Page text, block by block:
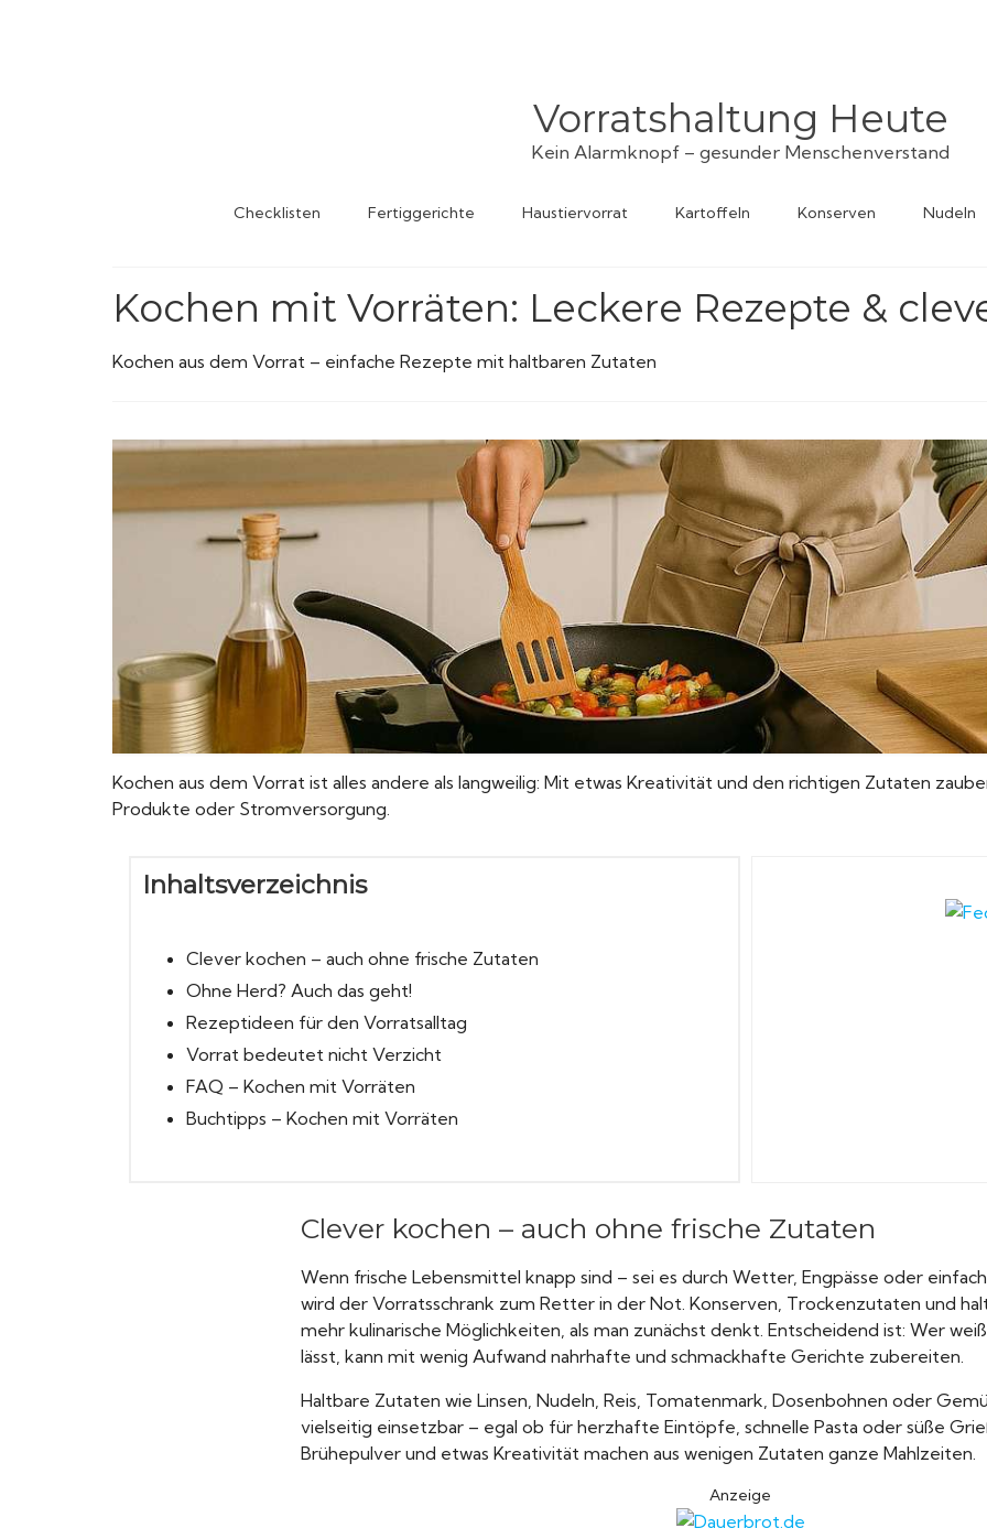
Vorratshaltung Heute
Kein Alarmknopf – gesunder Menschenverstand
Checklisten Fertiggerichte Haustiervorrat Kartoffeln Konserven Nudeln
Kochen mit Vorräten: Leckere Rezepte &
Kochen aus dem Vorrat – einfache Rezepte mit haltbaren Zutaten
Kochen aus dem Vorrat ist alles andere als langweilig: Mit etwas Kreativität und den richtigen Zutaten
Produkte oder Stromversorgung.
Inhaltsverzeichnis
Clever kochen – auch ohne frische Zutaten
Ohne Herd? Auch das geht!
Rezeptideen für den Vorratsalltag
Vorrat bedeutet nicht Verzicht
FAQ – Kochen mit Vorräten
Buchtipps – Kochen mit Vorräten
Clever kochen – auch ohne frische Zutaten
Wenn frische Lebensmittel knapp sind – sei es durch Wetter, Engpässe oder
wird der Vorratsschrank zum Retter in der Not. Konserven, Trockenzutaten und
mehr kulinarische Möglichkeiten, als man zunächst denkt. Entscheidend ist: Wer
lässt, kann mit wenig Aufwand nahrhafte und schmackhafte Gerichte zubereiten.
Haltbare Zutaten wie Linsen, Nudeln, Reis, Tomatenmark, Dosenbohnen oder
vielseitig einsetzbar – egal ob für herzhafte Eintöpfe, schnelle Pasta oder süße
Brühepulver und etwas Kreativität machen aus wenigen Zutaten ganze Mahlzeiten.
Anzeige